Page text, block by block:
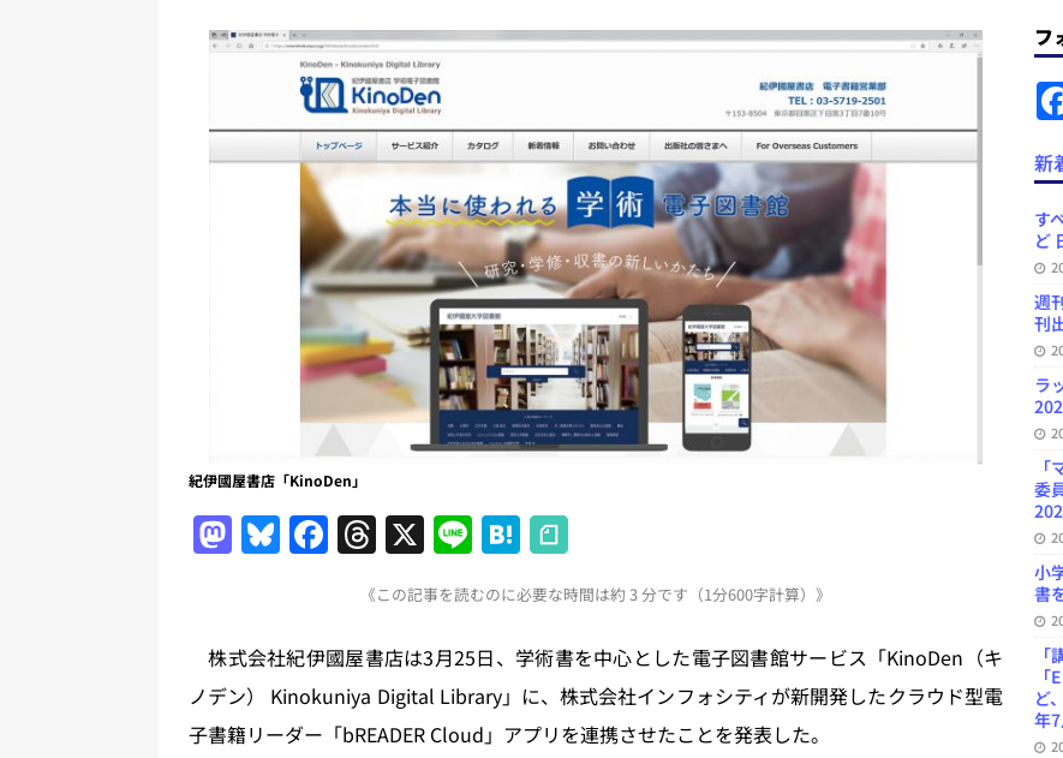
[ 2026年7月31日 ]
HON.jp News Blogに拡張検索生成（RAG）で回答を返すチャットボットを設置など
日刊出版ニュースまとめ 2026.07.31
[ 2026年7月30日 ] チャットボット（ベータ版）を公開しました
お知らせ
[ 2026年8月8日 ] すべてプロの翻訳・集英社「MANGA MILLION」など 日刊出版ニュースまとめ
2026.08.08
日刊出版ニュースまとめ
[ 2026年8月7日 ]
週刊少年ジャンプの発行部数が100万部割れなど 日刊出版ニュースまとめ 2026.08.07
日刊出版ニュースまとめ
紀伊國屋書店「KinoDen」
M
o
d
o
Bl
s
k
y
F
e
b
o
T
re
a
d
s
X Li
n
e
H
at
e
n
a
《この記事を読むのに必要な時間は約 3 分です（1分600字計算）》
株式会社紀伊國屋書店は3月25日、学術書を中心とした電子図書館サービス「KinoDen（キ
ノデン） Kinokuniya Digital Library」に、株式会社インフォシティが新開発したクラウド型電
子書籍リーダー「bREADER Cloud」アプリを連携させたことを発表した。
フ
新
す
ど
週
刊
ラ
委
小
書
ど
年